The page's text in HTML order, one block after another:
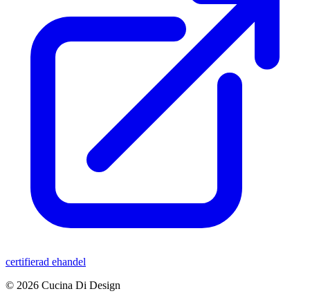
certifierad ehandel
© 2026 Cucina Di Design